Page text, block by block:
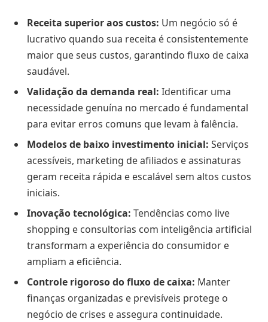
Receita superior aos custos: Um negócio só é
lucrativo quando sua receita é consistentemente
maior que seus custos, garantindo fluxo de caixa
saudável.
Validação da demanda real: Identificar uma
necessidade genuína no mercado é fundamental
para evitar erros comuns que levam à falência.
Modelos de baixo investimento inicial: Serviços
acessíveis, marketing de afiliados e assinaturas
geram receita rápida e escalável sem altos custos
iniciais.
Inovação tecnológica: Tendências como live
shopping e consultorias com inteligência artificial
transformam a experiência do consumidor e
ampliam a eficiência.
Controle rigoroso do fluxo de caixa: Manter
finanças organizadas e previsíveis protege o
negócio de crises e assegura continuidade.